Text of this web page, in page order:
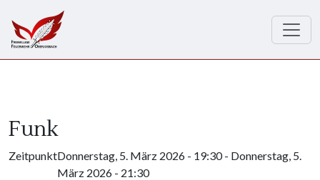
Funk
ZeitpunktDonnerstag, 5. März 2026 - 19:30- Donnerstag, 5.
März 2026 - 21:30